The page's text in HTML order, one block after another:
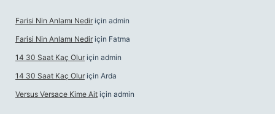
Farisi Nin Anlamı Nedir için admin
Farisi Nin Anlamı Nedir için Fatma
14 30 Saat Kaç Olur için admin
14 30 Saat Kaç Olur için Arda
Versus Versace Kime Ait için admin